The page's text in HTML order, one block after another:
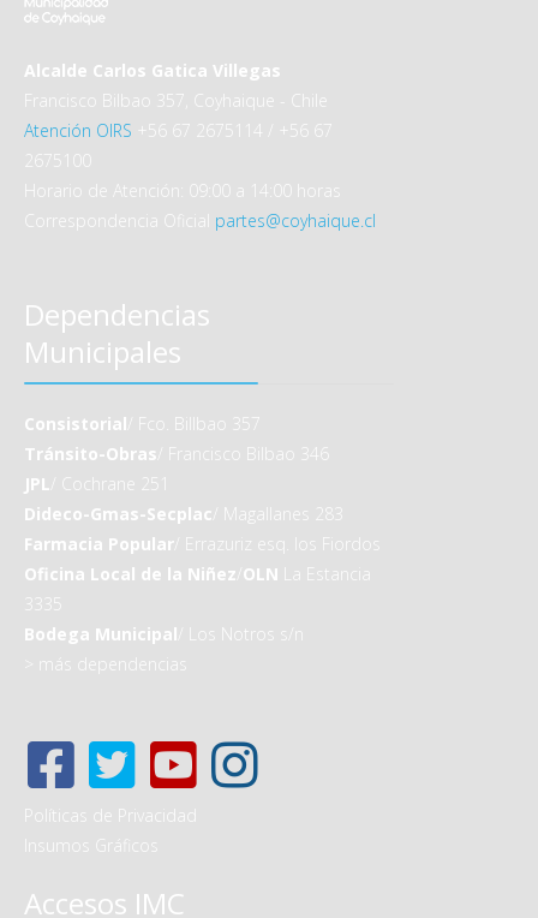
Alcalde Carlos Gatica Villegas
Francisco Bilbao 357, Coyhaique - Chile
Atención OIRS +56 67 2675114 / +56 67
2675100
Horario de Atención: 09:00 a 14:00 horas
Correspondencia Oficial partes@coyhaique.cl
Dependencias
Municipales
Consistorial / Fco. Billbao 357
Tránsito-Obras / Francisco Bilbao 346
JPL / Cochrane 251
Dideco-Gmas-Secplac / Magallanes 283
Farmacia Popular / Errazuriz esq. los Fiordos
Oficina Local de la Niñez OLN La Estancia
3335
Bodega Municipal / Los Notros s/n
más dependencias
Políticas de Privacidad
Insumos Gráficos
Accesos IMC